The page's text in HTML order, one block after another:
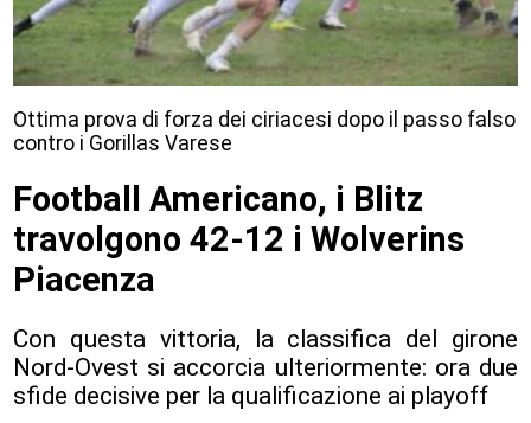
Ottima prova di forza dei ciriacesi dopo il passo falso
contro i Gorillas Varese
Football Americano, i Blitz
travolgono 42-12 i Wolverins
Piacenza
Con questa vittoria, la classifica del girone
Nord-Ovest si accorcia ulteriormente: ora due
sfide decisive per la qualificazione ai playoff